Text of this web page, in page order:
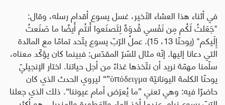
في أثناء هذا العشاء الأخير، غسل يسوع أقدام رسله، وقال:
"جَعَلتُ لَكُم مِن نَفْسي قُدوَةً لِتَصنَعوا أَنتُم أَيضًا ما صَنَعتُ
إِلَيكم" (يوحنّا 13، 15). عملُ الرّبّ يسوع يتّحد تمامًا مع المائدة
التي دعانا إليها. إنّه مثال للسّرّ المقدّس: فبينما كان يؤكّد معناه،
سلّمنا مهمّة نريد أن نتّخذها غذاءً من أجل حياتنا. اختار الإنجيليّ
يوحنّا الكلمة اليونانيّةὑπόδειγμα
”“ ليروي الحدث الذي كان
حاضرًا فيه: وهي تعني ”ما يُعرَض أمام عيوننا“. ذلك الذي جعلنا